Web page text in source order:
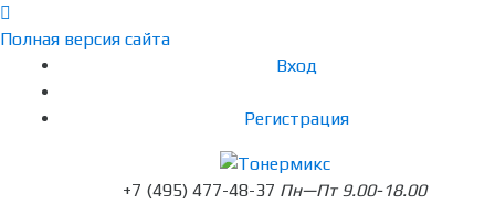
Полная версия сайта
Вход
Регистрация
+7 (495) 477-48-37 Пн—Пт 9.00-18.00